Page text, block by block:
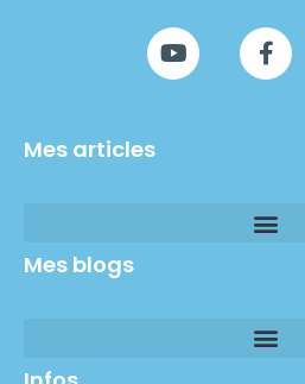
Mes articles
Mes blogs